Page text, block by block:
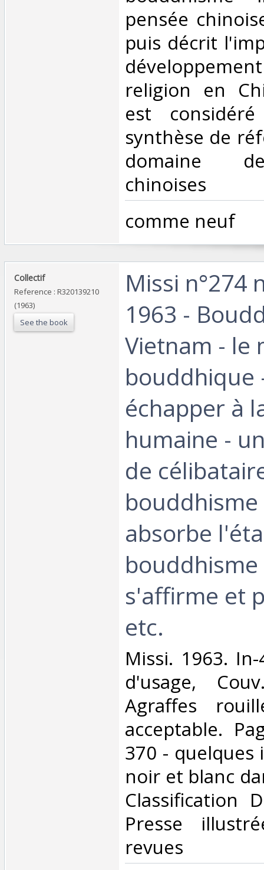
pensée
puis décrit
religion en
est
synthèse de
domaine
chinoises‎
‎comme neuf‎
‎Collectif‎
Reference : R320139210
(1963)
See the book
‎Missi n°274
1963 -
Vietnam - le
bouddhique
échapper à
humaine -
de
absorbe
s'affirme et
etc.‎
‎Missi. 1963.
d'usage,
Agraffes
acceptable.
370 -
noir et blanc
Classification
Presse
revues‎